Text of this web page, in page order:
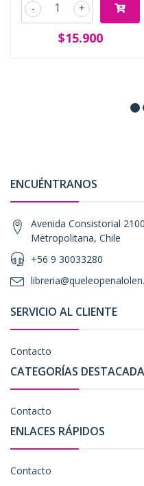
+
-
$15.900
ENCUÉNTRANOS
Avenida Consistorial
Metropolitana, Chile
+56 9 30033280
SERVICIO AL CLIENTE
Contacto
CATEGORÍAS
Contacto
ENLACES RÁPIDOS
Contacto